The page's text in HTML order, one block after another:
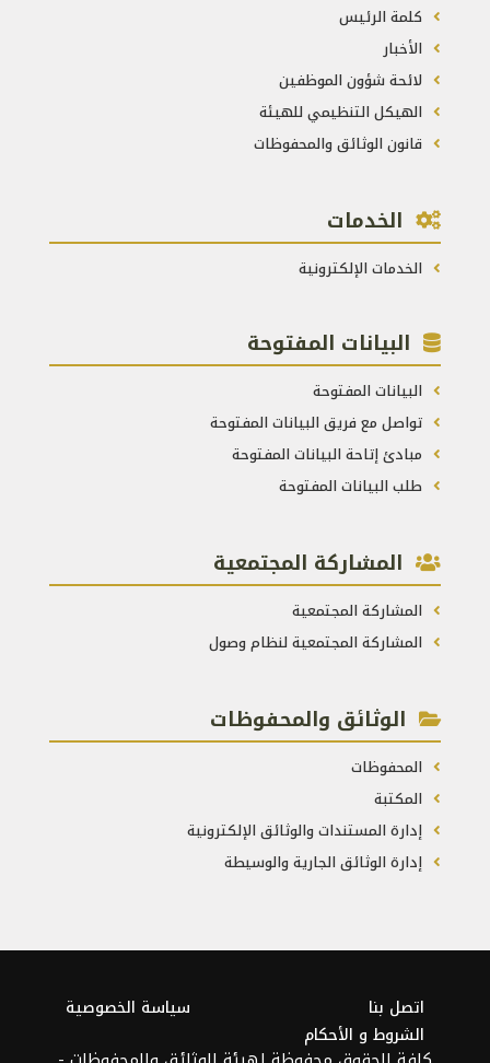
كلمة الرئيس
الأخبار
لائحة شؤون الموظفين
الهيكل التنظيمي للهيئة
قانون الوثائق والمحفوظات
الخدمات
الخدمات الإلكترونية
البيانات المفتوحة
البيانات المفتوحة
تواصل مع فريق البيانات المفتوحة
مبادئ إتاحة البيانات المفتوحة
طلب البيانات المفتوحة
المشاركة المجتمعية
المشاركة المجتمعية
المشاركة المجتمعية لنظام وصول
الوثائق والمحفوظات
المحفوظات
المكتبة
إدارة المستندات والوثائق الإلكترونية
إدارة الوثائق الجارية والوسيطة
اتصل بنا
سياسة الخصوصية
الشروط و الأحكام